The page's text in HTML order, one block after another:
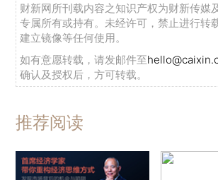
财新网所刊载内容之知识产权为财新传媒
专属所有或持有。未经许可，禁止进行转
建立镜像等任何使用。
如有意愿转载，请发邮件至
确认及授权后，方可转载。
推荐阅读